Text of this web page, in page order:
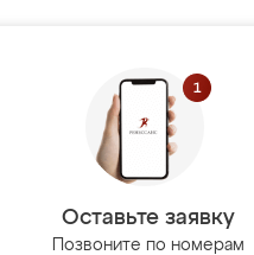
Оставьте заявку
Позвоните по номерам